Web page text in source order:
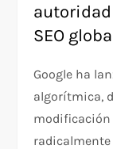
SEO
Google ha
algorítmica,
modificación
radicalmente